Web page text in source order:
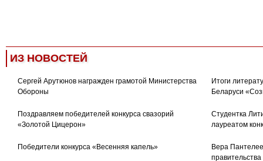
ИЗ НОВОСТЕЙ
Сергей Арутюнов награжден грамотой Министерства
Обороны
Итоги
Беларуси
Поздравляем победителей конкурса свазорий
«Золотой Цицерон»
Студентка
лауреатом
Победители конкурса «Весенняя капель»
Вера